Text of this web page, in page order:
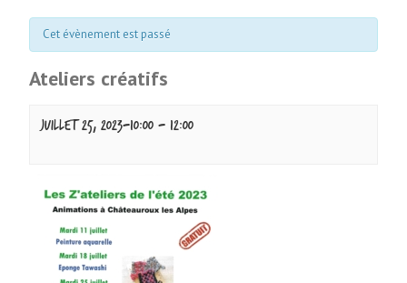
Cet évènement est passé
Ateliers créatifs
juillet 25, 2023-10:00 - 12:00